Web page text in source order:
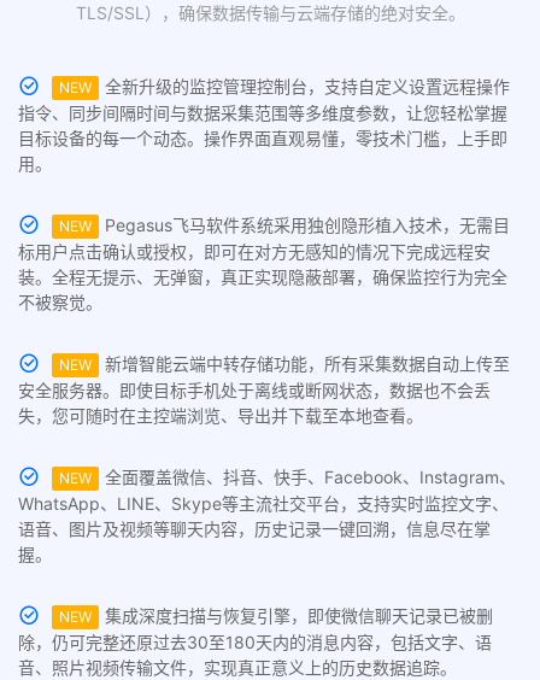
TLS/SSL），确保数据传输与云端存储的绝对安全。
NEW
全新升级的监控管理控制台，支持自定义设置远程操作
指令、同步间隔时间与数据采集范围等多维度参数，让您轻松掌握
目标设备的每一个动态。操作界面直观易懂，零技术门槛，上手即
用。
NEW
Pegasus飞马软件系统采用独创隐形植入技术，无需目
标用户点击确认或授权，即可在对方无感知的情况下完成远程安
装。全程无提示、无弹窗，真正实现隐蔽部署，确保监控行为完全
不被察觉。
NEW
新增智能云端中转存储功能，所有采集数据自动上传至
安全服务器。即使目标手机处于离线或断网状态，数据也不会丢
失，您可随时在主控端浏览、导出并下载至本地查看。
NEW
全面覆盖微信、抖音、快手、Facebook、Instagram、
WhatsApp、LINE、Skype等主流社交平台，支持实时监控文字、
语音、图片及视频等聊天内容，历史记录一键回溯，信息尽在掌
握。
NEW
集成深度扫描与恢复引擎，即使微信聊天记录已被删
除，仍可完整还原过去30至180天内的消息内容，包括文字、语
音、照片视频传输文件，实现真正意义上的历史数据追踪。